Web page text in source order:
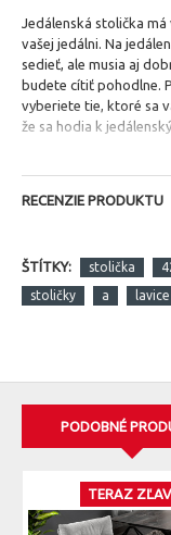
Jedálenská stolička
vašej jedálni. Na
sedieť, ale musia aj
budete cítiť pohodlne.
vyberiete tie, ktoré sa
že sa hodia k
RECENZIE PRODUKTU
ŠTÍTKY: stolička
stoličky a lavice
PODOBNÉ
TERAZ